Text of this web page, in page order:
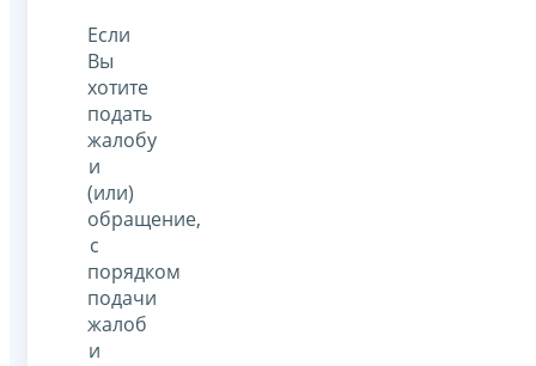
Если
Вы
хотите
подать
жалобу
и
(или)
обращение,
с
порядком
подачи
жалоб
и